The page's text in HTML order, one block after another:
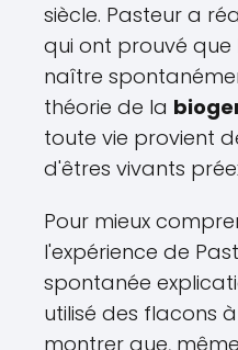
siècle. Pasteur a
qui ont prouvé
naître
théorie de la
toute vie provient
d'êtres vivants
Pour mieux
l'expérience de
spontanée
utilisé des flacons
montrer que,